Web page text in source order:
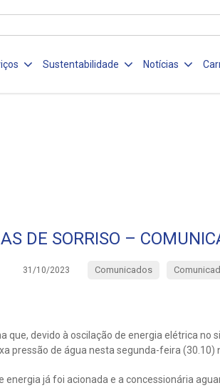
Sustentabilidade Notícias
DE SORRISO –
31/10/2023 Comunicados
que, devido à oscilação de energia elétrica no
pressão de água nesta segunda-feira (30.10)
já foi acionada e a concessionária